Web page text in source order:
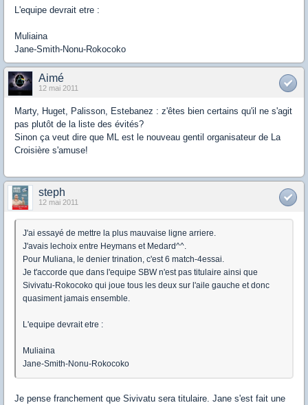
L'equipe devrait etre :
Muliaina
Jane-Smith-Nonu-Rokocoko
Aimé
12 mai 2011
Marty, Huget, Palisson, Estebanez : z'êtes bien certains qu'il ne s'agit
pas plutôt de la liste des évités?
Sinon ça veut dire que ML est le nouveau gentil organisateur de La
Croisière s'amuse!
steph
12 mai 2011
J'ai essayé de mettre la plus mauvaise ligne arriere.
J'avais lechoix entre Heymans et Medard^^.
Pour Muliana, le denier trination, c'est 6 match-4essai.
Je t'accorde que dans l'equipe SBW n'est pas titulaire ainsi que
Sivivatu-Rokocoko qui joue tous les deux sur l'aile gauche et donc
quasiment jamais ensemble.
L'equipe devrait etre :
Muliaina
Jane-Smith-Nonu-Rokocoko
Je pense franchement que Sivivatu sera titulaire. Jane s'est fait une